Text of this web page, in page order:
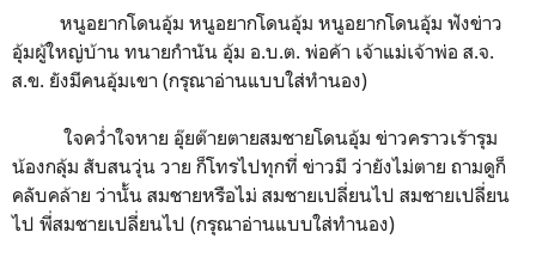
หนูอยากโดนอุ้ม หนูอยากโดนอุ้ม หนูอยากโดนอุ้ม ฟังข่าว
อุ้มผู้ใหญ่บ้าน ทนายกำนัน อุ้ม อ.บ.ต. พ่อค้า เจ้าแม่เจ้าพ่อ ส.จ.
ส.ข. ยังมีคนอุ้มเขา (กรุณาอ่านแบบใส่ทำนอง)
ใจคว่ำใจหาย อุ๊ยต๊ายตายสมชายโดนอุ้ม ข่าวคราวเร้ารุม
น้องกลุ้ม สับสนวุ่น วาย ก็โทรไปทุกที่ ข่าวมี ว่ายังไม่ตาย ถามดูก็
คลับคล้าย ว่านั้น สมชายหรือไม่ สมชายเปลี่ยนไป สมชายเปลี่ยน
ไป พี่สมชายเปลี่ยนไป (กรุณาอ่านแบบใส่ทำนอง)